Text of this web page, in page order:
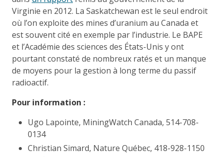
Virginie en 2012. La Saskatchewan est le seul endroit
où l’on exploite des mines d’uranium au Canada et
est souvent cité en exemple par l’industrie. Le BAPE
et l’Académie des sciences des États-Unis y ont
pourtant constaté de nombreux ratés et un manque
de moyens pour la gestion à long terme du passif
radioactif.
Pour information :
Ugo Lapointe, MiningWatch Canada, 514-708-
0134
Christian Simard, Nature Québec, 418-928-1150